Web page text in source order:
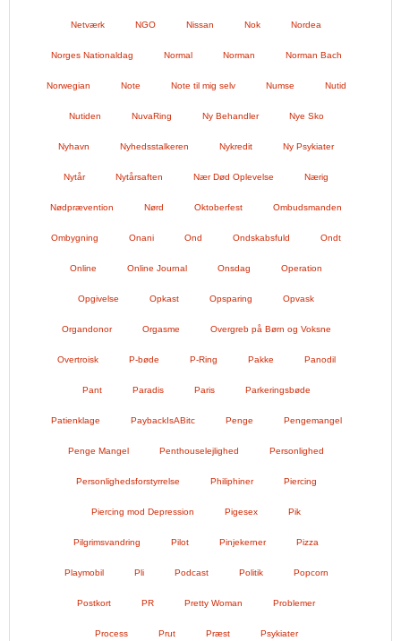
Netværk NGO Nissan Nok Nordea
Norges Nationaldag Normal Norman Norman Bach
Norwegian Note Note til mig selv Numse Nutid
Nutiden NuvaRing Ny Behandler Nye Sko
Nyhavn Nyhedsstalkeren Nykredit Ny Psykiater
Nytår Nytårsaften Nær Død Oplevelse Nærig
Nødprævention Nørd Oktoberfest Ombudsmanden
Ombygning Onani Ond Ondskabsfuld Ondt
Online Online Journal Onsdag Operation
Opgivelse Opkast Opsparing Opvask
Organdonor Orgasme Overgreb på Børn og Voksne
Overtroisk P-bøde P-Ring Pakke Panodil
Pant Paradis Paris Parkeringsbøde
Patienklage PaybackIsABitc Penge Pengemangel
Penge Mangel Penthouselejlighed Personlighed
Personlighedsforstyrrelse Philiphiner Piercing
Piercing mod Depression Pigesex Pik
Pilgrimsvandring Pilot Pinjekerner Pizza
Playmobil Pli Podcast Politik Popcorn
Postkort PR Pretty Woman Problemer
Process Prut Præst Psykiater